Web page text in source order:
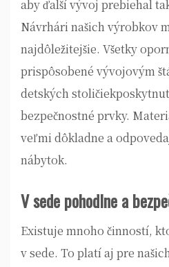
aby ďalší vývoj prebiehal
Návrhári našich výrobkov
najdôležitejšie. Všetky
prispôsobené vývojovým
detských stoličiek
bezpečnostné prvky.
veľmi dôkladne a
nábytok.
V sede pohodlne a
Existuje mnoho činností,
v sede. To platí aj pre